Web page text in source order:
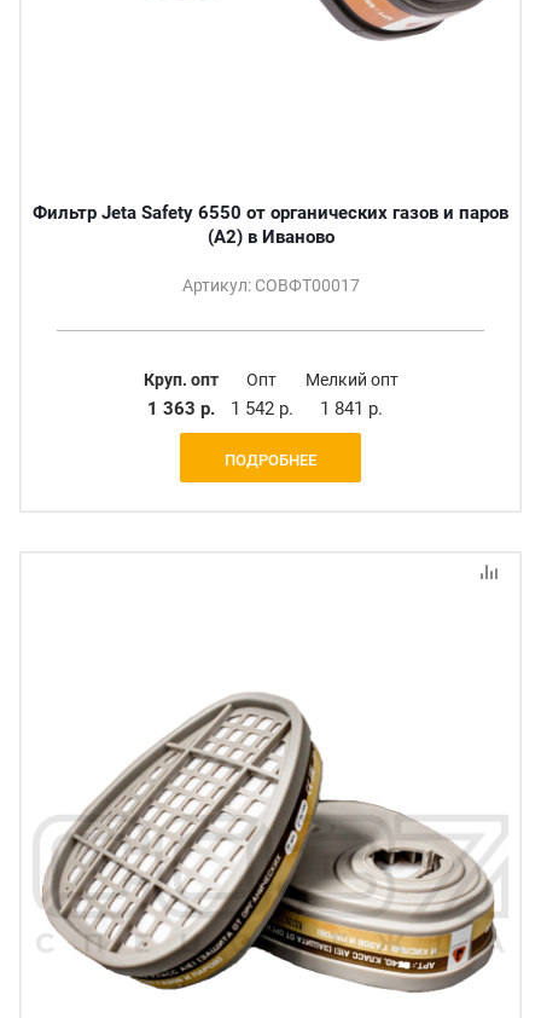
Фильтр Jeta Safety 6550 от органических газов и паров
(А2) в Иваново
Артикул: СОВФТ00017
Круп. опт
1 363 р.
Опт
1 542 р.
Мелкий опт
1 841 р.
ПОДРОБНЕЕ